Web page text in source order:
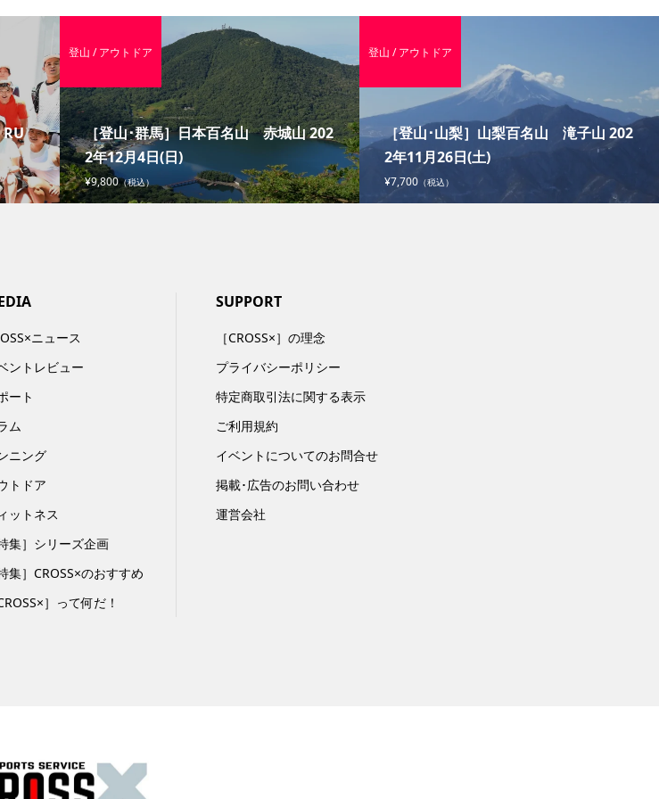
［登山･群馬］日本百名山 赤城山 202
2年12月4日(日)
¥9,800（税込）
登山 / アウトドア
［登山･山梨］山梨百名山 滝子山 202
2年11月26日(土)
¥7,700（税込）
登山 / アウトドア
ニュース
ントレビュー
ート
ム
ニング
トドア
ットネス
特集］シリーズ企画
特集］CROSS×のおすすめ
CROSS×］って何だ！
SUPPORT
［CROSS×］の理念
プライバシーポリシー
特定商取引法に関する表示
ご利用規約
イベントについてのお問合せ
掲載･広告のお問い合わせ
運営会社